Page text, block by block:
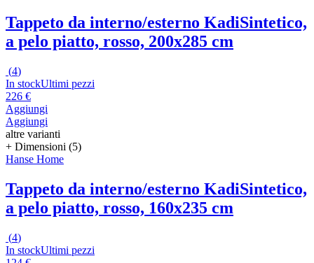
Tappeto da interno/esterno KadiSintetico,
a pelo piatto, rosso, 200x285 cm
(4)
In stockUltimi pezzi
226 €
Aggiungi
Aggiungi
altre varianti
+ Dimensioni (5)
Hanse Home
Tappeto da interno/esterno KadiSintetico,
a pelo piatto, rosso, 160x235 cm
(4)
In stockUltimi pezzi